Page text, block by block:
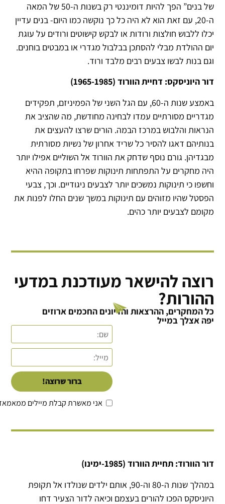
של בנים” הפך להיות דומיננטי רק בשנות ה-50 של המאה
ה-20, עם זאת הוא לא היה כל כך נוקשה כמו היום- בנים עדיין
יכלו ללבוש חולצות ורודות או לבקש קישוטים ורודים על עוגת
יום ההולדת מבלי להסתכן בבלבול מגדרי או במבטים בוחנים.
וגם בנות לבשו צבעים רבים מלבד ורוד.
דור היוניסקס: דחיית הוורוד (1965-1985)
באמצע שנות ה-60, עם הגל השני של הפמיניזם, תפקידים
מגדריים מסורתיים עמדו לבחינה מחודשת, מה שהציב את
הנראות והלבוש במרכז הבמה. הורים שרצו להעצים את
בנותיהם דאגו להסיר כל שריד אחרון של נשיות מסורתית
מבגדיהן. גורם נוסף שדחק את הוורוד אל השוליים אפילו יותר
היה מחקרים על התפתחות תינוקות שפרחו בתקופה ההיא
וחשפו כי תינוקות נמשכים יותר לצבעים ניגודיים. וכך, צבעי
הפסטל שהיו מזוהים עם תינוקות במשך שנים החלו לפנות את
מקומם לצבעים יותר כהים.
רוצה להישאר מעודכנת במדעי
ההורות?
כל המחקרים, ההרצאות והדיונים החכמים ארוזים
יפה אצלך במייל
אני מאשרת קבלת מיילים
ברור שרוצה!
דור הוורוד: תחיית הוורוד (1985-ימינו)
במהלך שנות ה-80 וה-90, אותם ילדים שנולדו אל תקופת
היוניסקס הפכו להורים בעצמם וכיאה לדור הצעיר דחו